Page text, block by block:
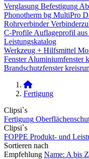
Verglasung Befestigung
Phonotherm bg MultiPro
Rohrverbinder
C-Profile Auflageprofil
Leistungskatalog
Werkzeug + Hilfsmittel
Fenster Aluminiumfenster
Brandschutzfenster
Fertigung
Clipsi`s
Fertigung
Clipsi`s
FOPPE Produkt- und
Sortieren nach
Empfehlung Name: A bis Z